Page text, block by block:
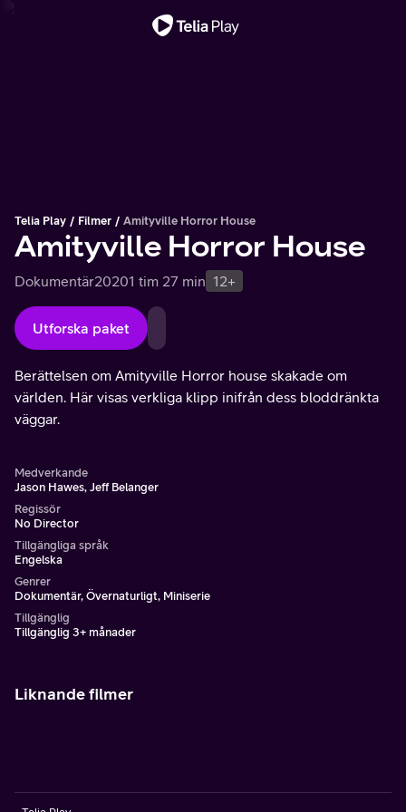
Telia Play Filmer Amityville Horror House
Amityville Horror House
Dokumentär20201 tim 27 min 12+
Utforska paket
Berättelsen om Amityville Horror house skakade om
världen. Här visas verkliga klipp inifrån dess bloddränkta
väggar.
Medverkande
Jason Hawes, Jeff Belanger
Regissör
No Director
Tillgängliga språk
Engelska
Genrer
Dokumentär, Övernaturligt, Miniserie
Tillgänglig
Tillgänglig 3+ månader
Liknande filmer